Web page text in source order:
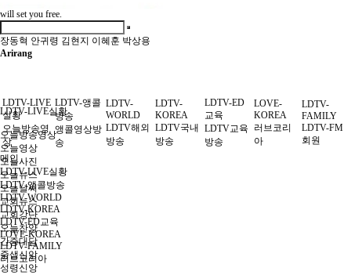
will set you free.
장동혁 안귀령 김현지 이혜훈 박상용
Arirang
LDTV-LIVE실황
오늘방송영상
오늘영상
오늘사진
오늘뉴스
오늘날씨
교회뉴스
교회강단
오늘찬양
간증대담
중생신앙
성령신앙
LDTV-LIVE
실황
오늘방송영
상
LDTV-앵콜
방송
앵콜영상방
송
LDTV-
WORLD
LDTV해외
방송
LDTV-
KOREA
LDTV국내
방송
LDTV-ED
교육
LDTV교육
방송
LOVE-
KOREA
러브코리
아
LDTV-
FAMILY
LDTV-FM
회원
메인
LDTV-LIVE실황
LDTV-앵콜방송
LDTV-WORLD
LDTV-KOREA
LDTV-ED교육
LOVE-KOREA
LDTV-FAMILY
러브코리아